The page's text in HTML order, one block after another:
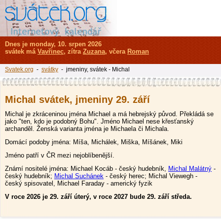
Michal svátek, jmeniny 29. září
Michal je zkráceninou jména Michael a má hebrejský původ. Překládá se
jako "ten, kdo je podobný Bohu". Jméno Michael nese křesťanský
archanděl. Ženská varianta jména je Michaela či Michala.
Domácí podoby jména: Míša, Michálek, Miška, Míšánek, Miki
Jméno patří v ČR mezi nejoblíbenější.
Známí nositelé jména: Michael Kocáb - český hudebník, Michal Malátný -
český hudebník; Michal Suchánek - český herec; Michal Viewegh -
český spisovatel, Michael Faraday - americký fyzik
V roce 2026 je 29. září úterý, v roce 2027 bude 29. září středa.
Dnes je monday, 10. srpen 2026
svátek má Vavřinec, zítra Zuzana, včera Roman
Svatek.org - svátky - jmeniny, svátek - Michal